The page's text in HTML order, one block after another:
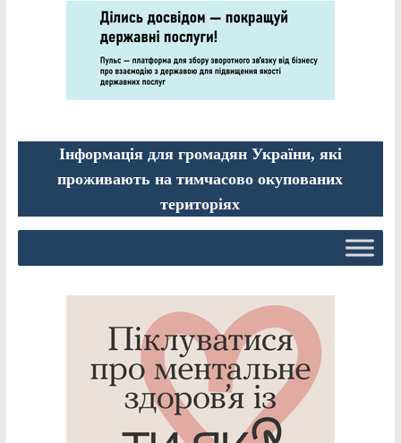
Інформація для громадян України, які
проживають на тимчасово окупованих
територіях